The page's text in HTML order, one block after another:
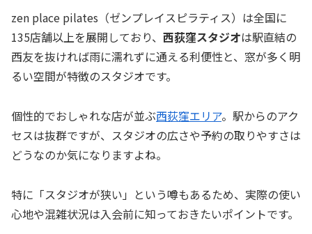
zen place pilates（ゼンプレイスピラティス）は全国に
135店舗以上を展開しており、 西荻窪スタジオは駅直結の
西友を抜ければ雨に濡れずに通える利便性と、窓が多く明
るい空間が特徴のスタジオです。
個性的でおしゃれな店が並ぶ西荻窪エリア。駅からのアク
セスは抜群ですが、スタジオの広さや予約の取りやすさは
どうなのか気になりますよね。
特に「スタジオが狭い」という噂もあるため、実際の使い
心地や混雑状況は入会前に知っておきたいポイントです。